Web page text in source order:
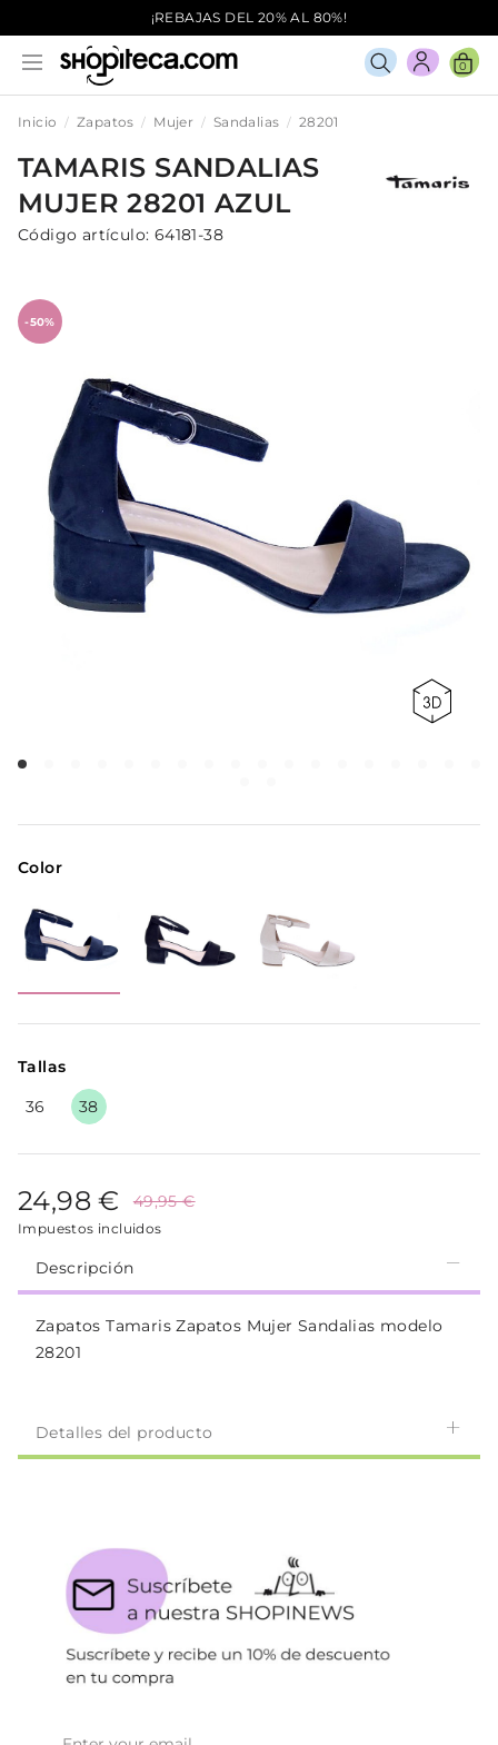
¡REBAJAS DEL 20% AL 80%!
0
Inicio Zapatos Mujer Sandalias 28201
TAMARIS SANDALIAS
MUJER28201 AZUL
Código artículo: 64181-38
-50%
Color
Tallas
36
38
24,98 € 49,95 €
Impuestos incluidos
Descripción
Zapatos Tamaris Zapatos Mujer Sandalias modelo
28201
Detalles del producto